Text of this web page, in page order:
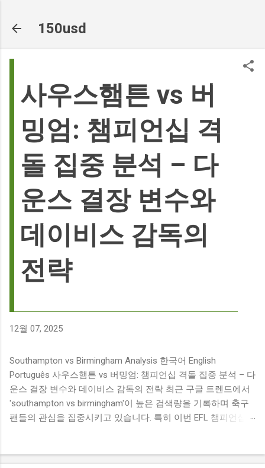
150usd
사우스햄튼 vs 버
밍엄: 챔피언십 격
돌 집중 분석 – 다
운스 결장 변수와
데이비스 감독의
전략
12월 07, 2025
Southampton vs Birmingham Analysis 한국어 English
Português 사우스햄튼 vs 버밍엄: 챔피언십 격돌 집중 분석 – 다
운스 결장 변수와 데이비스 감독의 전략 최근 구글 트렌드에서
'southampton vs birmingham'이 높은 검색량을 기록하며 축구
팬들의 관심을 집중시키고 있습니다. 특히 이번 EFL 챔피언십